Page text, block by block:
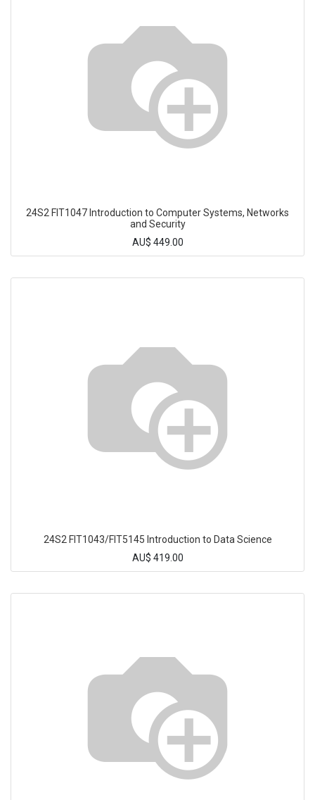
24S2 FIT1047 Introduction to Computer Systems, Networks
and Security
AU$ 449.00
24S2 FIT1043/FIT5145 Introduction to Data Science
AU$ 419.00